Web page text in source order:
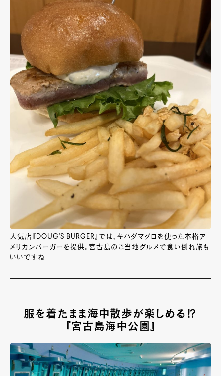
人気店『DOUG'S BURGER』では、キハダマグロを使った本格ア
メリカンバーガーを提供。宮古島のご当地グルメで食い倒れ旅も
いいですね
服を着たまま海中散歩が楽しめる⁉
『宮古島海中公園』